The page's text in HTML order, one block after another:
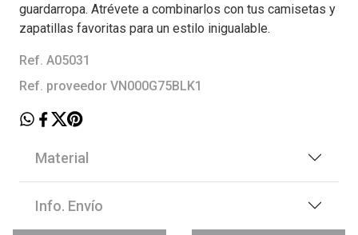
guardarropa. Atrévete a combinarlos con tus camisetas y
zapatillas favoritas para un estilo inigualable.
Ref. A05031
Ref. proveedor VN000G75BLK1
Material
Info. Envío